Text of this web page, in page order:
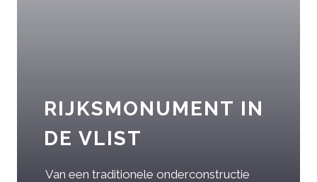
RIJKSMONUMENT IN
DE VLIST
Van een traditionele onderconstructie